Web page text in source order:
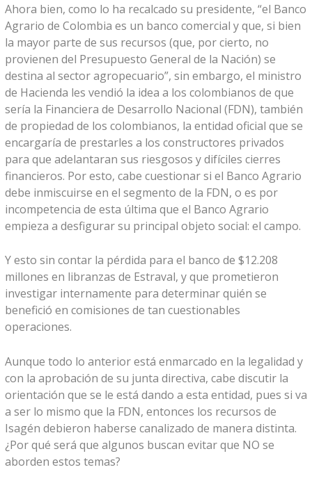
Ahora bien, como lo ha recalcado su presidente, “el Banco
Agrario de Colombia es un banco comercial y que, si bien
la mayor parte de sus recursos (que, por cierto, no
provienen del Presupuesto General de la Nación) se
destina al sector agropecuario”, sin embargo, el ministro
de Hacienda les vendió la idea a los colombianos de que
sería la Financiera de Desarrollo Nacional (FDN), también
de propiedad de los colombianos, la entidad oficial que se
encargaría de prestarles a los constructores privados
para que adelantaran sus riesgosos y difíciles cierres
financieros. Por esto, cabe cuestionar si el Banco Agrario
debe inmiscuirse en el segmento de la FDN, o es por
incompetencia de esta última que el Banco Agrario
empieza a desfigurar su principal objeto social: el campo.
Y esto sin contar la pérdida para el banco de $12.208
millones en libranzas de Estraval, y que prometieron
investigar internamente para determinar quién se
benefició en comisiones de tan cuestionables
operaciones.
Aunque todo lo anterior está enmarcado en la legalidad y
con la aprobación de su junta directiva, cabe discutir la
orientación que se le está dando a esta entidad, pues si va
a ser lo mismo que la FDN, entonces los recursos de
Isagén debieron haberse canalizado de manera distinta.
¿Por qué será que algunos buscan evitar que NO se
aborden estos temas?